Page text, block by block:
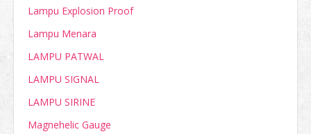
Lampu Explosion Proof
Lampu Menara
LAMPU PATWAL
LAMPU SIGNAL
LAMPU SIRINE
Magnehelic Gauge